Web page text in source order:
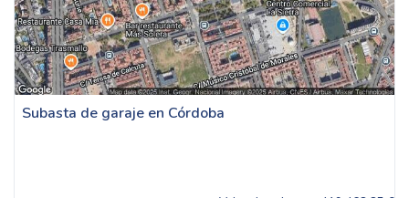
Subasta de garaje en Córdoba